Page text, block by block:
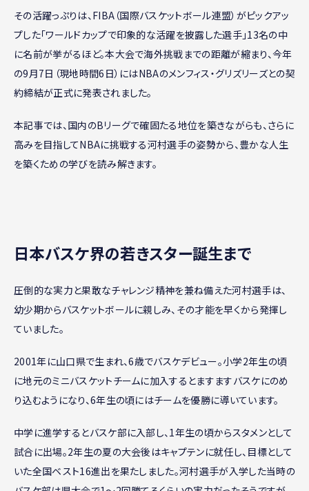
その活躍っぷりは、FIBA（国際バスケットボール連盟）がピックアッ
プした「ワールドカップで印象的な活躍を披露した選手」13名の中
に名前が挙がるほど。本大会で海外挑戦までの距離が縮まり、今年
の9月7日（現地時間6日）にはNBAのメンフィス・グリズリーズとの契
約締結が正式に発表されました。
本記事では、国内のBリーグで確固たる地位を築きながらも、さらに
高みを目指してNBAに挑戦する河村選手の姿勢から、豊かな人生
を築くための学びを読み解きます。
日本バスケ界の若きスター誕生まで
圧倒的な実力と果敢なチャレンジ精神を兼ね備えた河村選手は、
幼少期からバスケットボールに親しみ、その才能を早くから発揮し
ていました。
2001年に山口県で生まれ、6歳でバスケデビュー。小学2年生の頃
に地元のミニバスケットチームに加入するとますますバスケにのめ
り込むようになり、6年生の頃にはチームを優勝に導いています。
中学に進学するとバスケ部に入部し、1年生の頃からスタメンとして
試合に出場。2年生の夏の大会後はキャプテンに就任し、目標として
いた全国ベスト16進出を果たしました。河村選手が入学した当時の